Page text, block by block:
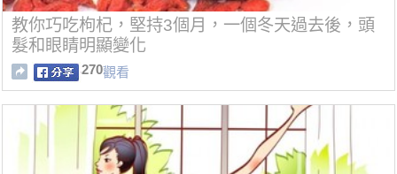
教你巧吃枸杞，堅持3個月，一個冬天過去後，頭
髮和眼睛明顯變化
270觀看